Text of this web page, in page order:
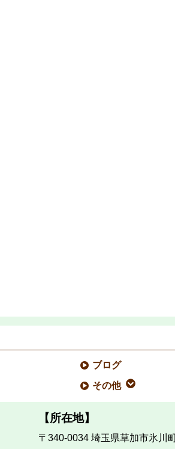
ブログ
その他
【所在地】
〒340-0034埼玉県草加市氷川